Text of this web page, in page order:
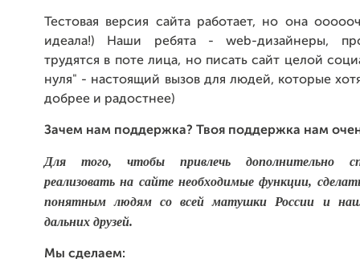
Тестовая версия сайта работает, но она
идеала!) Наши ребята - web-дизайнеры,
трудятся в поте лица, но писать сайт целой
нуля" - настоящий вызов для людей, которые
добрее и радостнее)
Зачем нам поддержка? Твоя поддержка нам
Для того, чтобы привлечь дополнительно
реализовать на сайте необходимые функции,
понятным людям со всей матушки России и
дальних друзей.
Мы сделаем: